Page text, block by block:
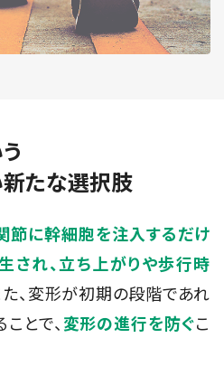
たな選択肢
節に幹細胞を注入するだけ
され、立ち上がりや歩行時
た、変形が初期の段階であれ
とで、変形の進行を防ぐこ